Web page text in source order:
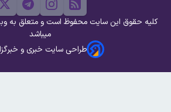
کلیه حقوق این سایت محفوظ است و متعلق به
میباشد
طراحی سایت خبری و